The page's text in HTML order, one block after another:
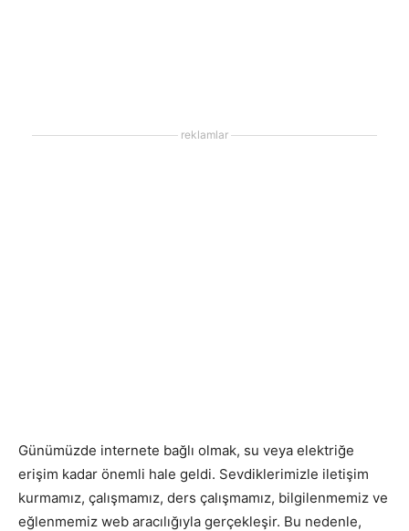
reklamlar
Günümüzde internete bağlı olmak, su veya elektriğe
erişim kadar önemli hale geldi. Sevdiklerimizle iletişim
kurmamız, çalışmamız, ders çalışmamız, bilgilenmemiz ve
eğlenmemiz web aracılığıyla gerçekleşir. Bu nedenle,